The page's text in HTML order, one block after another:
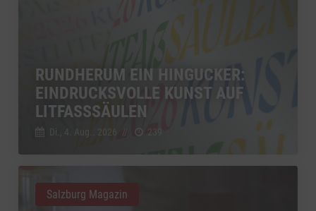
RUNDHERUM EIN HINGUCKER:
EINDRUCKSVOLLE KUNST AUF
LITFASSSÄULEN
Di., 4. Aug.. 2026 239
Salzburg Magazin